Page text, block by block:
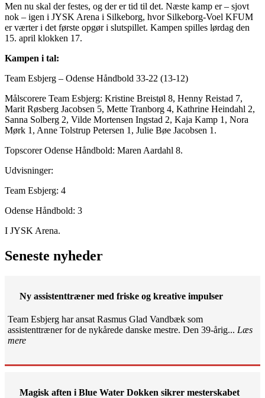
Men nu skal der festes, og der er tid til det. Næste kamp er – sjovt
nok – igen i JYSK Arena i Silkeborg, hvor Silkeborg-Voel KFUM
er værter i det første opgør i slutspillet. Kampen spilles lørdag den
15. april klokken 17.
Kampen i tal:
Team Esbjerg – Odense Håndbold 33-22 (13-12)
Målscorere Team Esbjerg: Kristine Breistøl 8, Henny Reistad 7,
Marit Røsberg Jacobsen 5, Mette Tranborg 4, Kathrine Heindahl 2,
Sanna Solberg 2, Vilde Mortensen Ingstad 2, Kaja Kamp 1, Nora
Mørk 1, Anne Tolstrup Petersen 1, Julie Bøe Jacobsen 1.
Topscorer Odense Håndbold: Maren Aardahl 8.
Udvisninger:
Team Esbjerg: 4
Odense Håndbold: 3
I JYSK Arena.
Seneste nyheder
Ny assistenttræner med friske og kreative impulser
Team Esbjerg har ansat Rasmus Glad Vandbæk som
assistenttræner for de nykårede danske mestre. Den 39-årig... Læs
mere
Magisk aften i Blue Water Dokken sikrer mesterskabet